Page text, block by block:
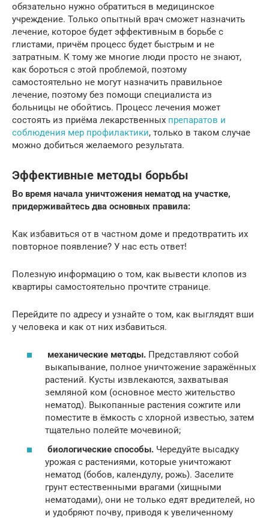
обязательно нужно обратиться в медицинское
учреждение. Только опытный врач сможет назначить
лечение, которое будет эффективным в борьбе с
глистами, причём процесс будет быстрым и не
затратным. К тому же многие люди просто не знают,
как бороться с этой проблемой, поэтому
самостоятельно не могут назначить правильное
лечение, поэтому без помощи специалиста из
больницы не обойтись. Процесс лечения может
состоять из приёма лекарственных препаратов и
соблюдения мер профилактики, только в таком случае
можно добиться желаемого результата.
Эффективные методы борьбы
Во время начала уничтожения нематод на участке,
придерживайтесь два основных правила:
Как избавиться от в частном доме и предотвратить их
повторное появление? У нас есть ответ!
Полезную информацию о том, как вывести клопов из
квартиры самостоятельно прочтите странице.
Перейдите по адресу и узнайте о том, как выглядят вши
у человека и как от них избавиться.
механические методы. Представляют собой
выкапывание, полное уничтожение заражённых
растений. Кусты извлекаются, захватывая
земляной ком (основное место жительство
нематод). Выкопанные растения сожгите или
поместите в ёмкость с хлорной известью, затем
тщательно полейте мочевиной;
биологические способы. Чередуйте высадку
урожая с растениями, которые уничтожают
нематод (бобов, календулу, рожь). Заселите
грунт естественными врагами (хищными
нематодами), они не только едят вредителей, но
и удобряют почву, приводя к увеличенному